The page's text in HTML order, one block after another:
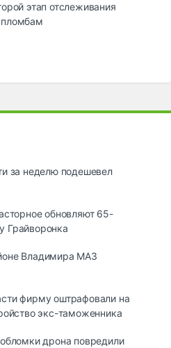
этап отслеживания
пломбам
за неделю подешевел
обновляют 65-
Грайворонка
Владимира МАЗ
фирму оштрафовали на
экс-таможенника
дрона повредили